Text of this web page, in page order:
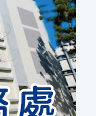
Next